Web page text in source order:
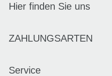
Hier finden Sie uns
ZAHLUNGSARTEN
Service